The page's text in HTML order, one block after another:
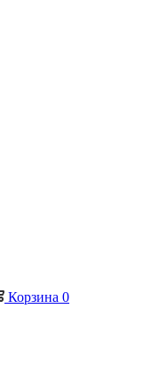
Корзина 0